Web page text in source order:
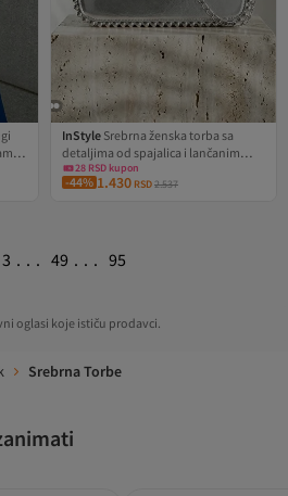
InStyle Srebrna ženska torba sa
detaljima od spajalica i lančanim
remenom
Najniža cena u 30 dana
Besplatna dostava
28 RSD kupon
Najniža cena u 30 dana
-44% 1.430 RSD2.537
3 ... 49 ... 95
oglasi koje ističu prodavci.
Srebrna Torbe